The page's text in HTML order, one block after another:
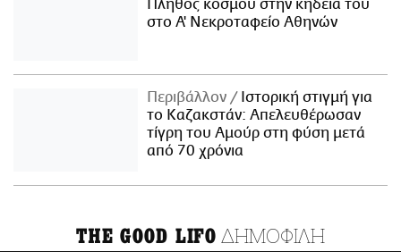
Πλήθος κόσμου στην κηδεία του
στο Α' Νεκροταφείο Αθηνών
Περιβάλλον
Ιστορική στιγμή για
το Καζακστάν: Απελευθέρωσαν
τίγρη του Αμούρ στη φύση μετά
από 70 χρόνια
THE GOOD LIFO ΔΗΜΟΦΙΛΗ